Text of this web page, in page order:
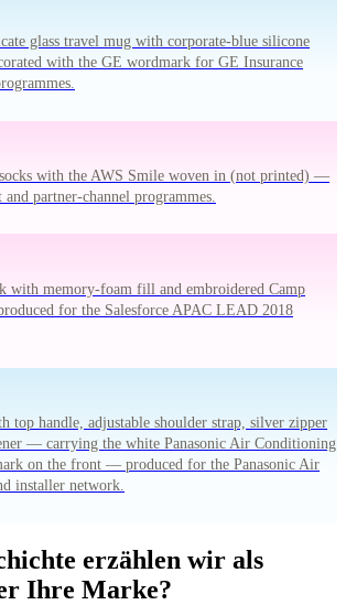
glass travel mug with corporate-blue silicone
with the GE wordmark for GE Insurance
with the AWS Smile woven in (not printed) —
partner-channel programmes.
with memory-foam fill and embroidered Camp
for the Salesforce APAC LEAD 2018
top handle, adjustable shoulder strap, silver zipper
— carrying the white Panasonic Air Conditioning
on the front — produced for the Panasonic Air
installer network.
erzählen wir als
Ihre Marke?